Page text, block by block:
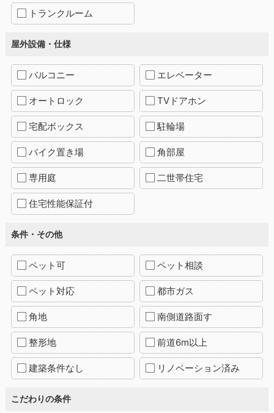
トランクルーム
屋外設備・仕様
バルコニー エレベーター
オートロック TVドアホン
宅配ボックス 駐輪場
バイク置き場 角部屋
専用庭 二世帯住宅
住宅性能保証付
条件・その他
ペット可 ペット相談
ペット対応 都市ガス
角地 南側道路面す
整形地 前道6m以上
建築条件なし リノベーション済み
こだわりの条件